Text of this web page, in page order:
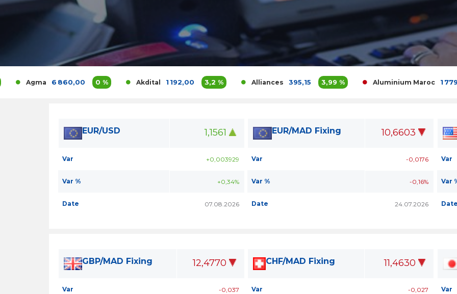
Agma 6 860,00 0 % Akdital 1 192,00 3,2 % Alliances 395,15 3,99 % Aluminium Maroc 1 779,00
EUR/USD 1,1561
Var +0,003929
Var % +0,34%
Date 07.08.2026
EUR/MAD Fixing 10,6603
Var -0,0176
Var % -0,16%
Date 24.07.2026
Var
Var
Date
GBP/MAD Fixing 12,4770
Var -0,037
CHF/MAD Fixing 11,4630
Var -0,027 Var